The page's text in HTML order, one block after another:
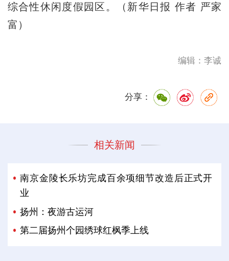
综合性休闲度假园区。（新华日报 作者 严家
富）
编辑：李诚
分享：
相关新闻
南京金陵长乐坊完成百余项细节改造后正式开
业
扬州：夜游古运河
第二届扬州个园绣球红枫季上线